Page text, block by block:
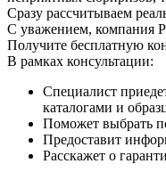
Сразу рассчитываем
С уважением, компания
Получите бесплатную
В рамках консультации:
Специалист
каталогами и
Поможет выбрать
Предоставит
Расскажет о